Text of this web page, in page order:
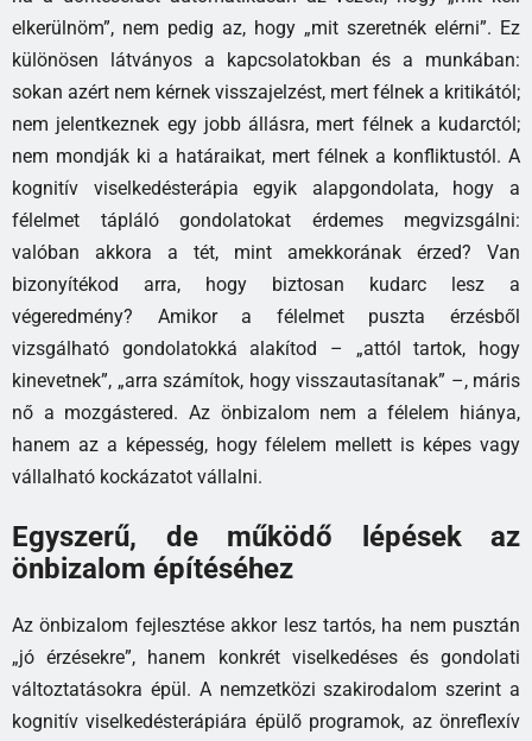
elkerülnöm”, nem pedig az, hogy „mit szeretnék elérni”. Ez
különösen látványos a kapcsolatokban és a munkában:
sokan azért nem kérnek visszajelzést, mert félnek a kritikától;
nem jelentkeznek egy jobb állásra, mert félnek a kudarctól;
nem mondják ki a határaikat, mert félnek a konfliktustól. A
kognitív viselkedésterápia egyik alapgondolata, hogy a
félelmet tápláló gondolatokat érdemes megvizsgálni:
valóban akkora a tét, mint amekkorának érzed? Van
bizonyítékod arra, hogy biztosan kudarc lesz a
végeredmény? Amikor a félelmet puszta érzésből
vizsgálható gondolatokká alakítod – „attól tartok, hogy
kinevetnek”, „arra számítok, hogy visszautasítanak” –, máris
nő a mozgástered. Az önbizalom nem a félelem hiánya,
hanem az a képesség, hogy félelem mellett is képes vagy
vállalható kockázatot vállalni.
Egyszerű, de működő lépések az
önbizalom építéséhez
Az önbizalom fejlesztése akkor lesz tartós, ha nem pusztán
„jó érzésekre”, hanem konkrét viselkedéses és gondolati
változtatásokra épül. A nemzetközi szakirodalom szerint a
kognitív viselkedésterápiára épülő programok, az önreflexív